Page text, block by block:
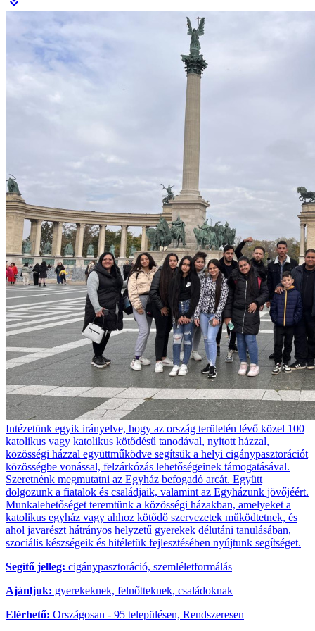
Intézetünk egyik irányelve, hogy az ország területén lévő közel 100
katolikus vagy katolikus kötődésű tanodával, nyitott házzal,
közösségi házzal együttműködve segítsük a helyi cigánypasztorációt
közösségbe vonással, felzárkózás lehetőségeinek támogatásával.
Szeretnénk megmutatni az Egyház befogadó arcát. Együtt
dolgozunk a fiatalok és családjaik, valamint az Egyházunk jövőjéért.
Munkalehetőséget teremtünk a közösségi házakban, amelyeket a
katolikus egyház vagy ahhoz kötődő szervezetek működtetnek, és
ahol javarészt hátrányos helyzetű gyerekek délutáni tanulásában,
szociális készségeik és hitéletük fejlesztésében nyújtunk segítséget.
Segítő jelleg: cigánypasztoráció, szemléletformálás
Ajánljuk: gyerekeknek, felnőtteknek, családoknak
Elérhető: Országosan - 95 településen, Rendszeresen